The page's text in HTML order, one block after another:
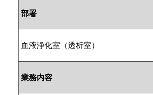
部署
血液浄化室（透析室）
業務内容